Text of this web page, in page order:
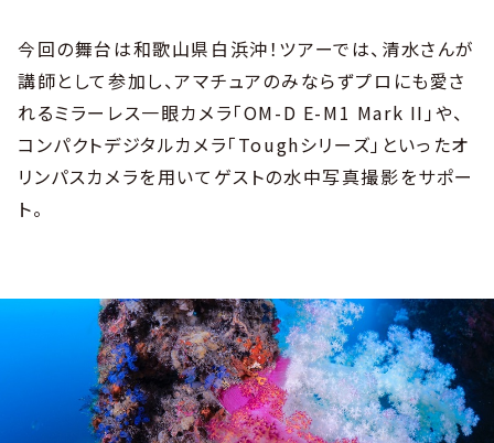
今回の舞台は和歌山県白浜沖！ツアーでは、清水さんが
講師として参加し、アマチュアのみならずプロにも愛さ
れるミラーレス一眼カメラ「OM-D E-M1 Mark II」や、
コンパクトデジタルカメラ「Toughシリーズ」といったオ
リンパスカメラを用いてゲストの水中写真撮影をサポー
ト。